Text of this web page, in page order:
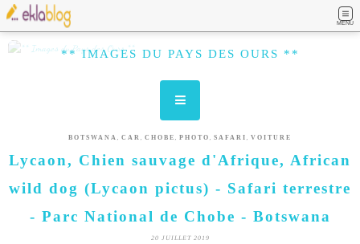
MENU
** IMAGES DU PAYS DES OURS **
BOTSWANA , CAR , CHOBE , PHOTO , SAFARI , VOITURE
Lycaon, Chien sauvage d'Afrique, African
wild dog (Lycaon pictus) - Safari terrestre
- Parc National de Chobe - Botswana
20 JUILLET 2019